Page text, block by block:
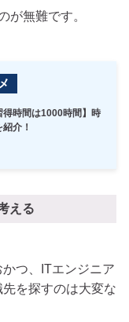
が無難です。
得時間は1000時間】時
介！
える
つ、ITエンジニア
を探すのは大変な